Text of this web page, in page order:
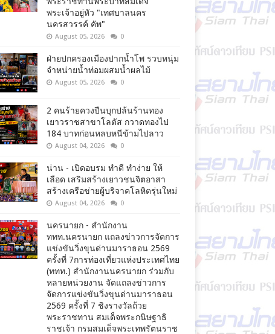
พระเจ้าอยู่หัว "เทศบาลนคร
นครสวรรค์ คัพ"
August 05, 2026 0
ฝ่ายปกครองเมืองปากน้ำโพ รวบหนุ่ม
จำหน่ายน้ำท่อมผสมน้ำผลไม้
August 05, 2026 0
2 คนร้ายควงปืนบุกปล้นร้านทอง
เยาวราชสาขาโลตัส กวาดทองไป
184 บาทก่อนหลบหนีข้ามไปลาว
August 04, 2026 0
น่าน - เปิดอบรม ทำดี ทำง่าย ให้
เลือด เสริมสร้างเยาวชนจิตอาสา
สร้างเครือข่ายผู้บริจาคโลหิตรุ่นใหม่
August 04, 2026 0
นครนายก - สำนักงาน
ททท.นครนายก แถลงข่าวการจัดการ
แข่งขันวิ่งขุนด่านมาราธอน 2569
ครั้งที่ 7การท่องเที่ยวแห่งประเทศไทย
(ททท.) สำนักงานนครนายก ร่วมกับ
หลายหน่วยงาน จัดแถลงข่าวการ
จัดการแข่งขันวิ่งขุนด่านมาราธอน
2569 ครั้งที่ 7 ชิงรางวัลถ้วย
พระราชทาน สมเด็จพระกนิษฐาธิ
ราชเจ้า กรมสมเด็จพระเทพรัตนราช